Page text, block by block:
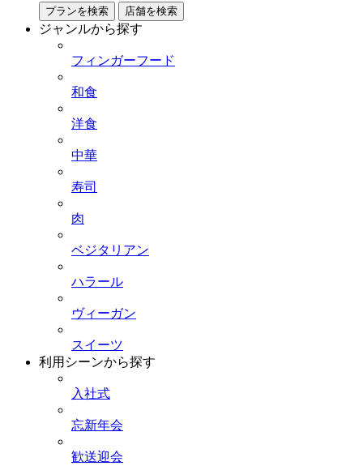
プランを検索 店舗を検索
ジャンルから探す
フィンガーフード
和食
洋食
中華
寿司
肉
ベジタリアン
ハラール
ヴィーガン
スイーツ
利用シーンから探す
入社式
忘新年会
歓送迎会